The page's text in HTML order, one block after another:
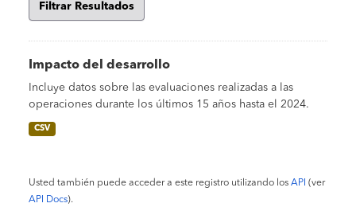
Filtrar Resultados
Impacto del desarrollo
Incluye datos sobre las evaluaciones realizadas a las
operaciones durante los últimos 15 años hasta el 2024.
CSV
Usted también puede acceder a este registro utilizando los API (ver
API Docs).